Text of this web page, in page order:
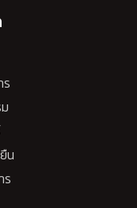
น
ร